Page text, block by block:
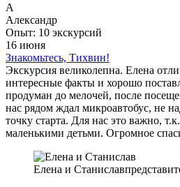
А
Александр
Опыт: 10 экскурсий
16 июня
Знакомьтесь, Тихвин!
Экскурсия великолепна. Елена
интересные факты и хорошо
продуман до мелочей, после
нас рядом ждал микроавтобус, не
точку старта. Для нас это важно,
маленькими детьми. Огромное
Елена и Станислав